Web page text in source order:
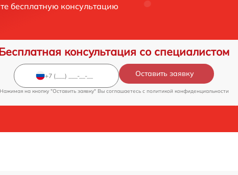
бесплатную консультацию
консультация со специалистом
Оставить заявку
Нажимая на кнопку "Оставить заявку" Вы соглашаетесь c политикой конфиденциальности